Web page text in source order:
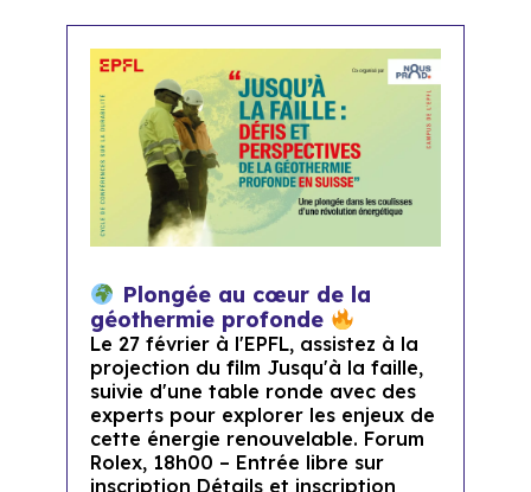
Plongée au cœur de la
géothermie profonde
Le 27 février à l'EPFL, assistez à la
projection du film Jusqu'à la faille,
suivie d'une table ronde avec des
experts pour explorer les enjeux de
cette énergie renouvelable. Forum
Rolex, 18h00 – Entrée libre sur
inscription Détails et inscription